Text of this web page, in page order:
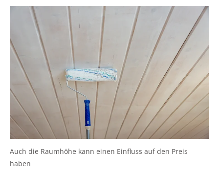
Auch die Raumhöhe kann einen Einfluss auf den Preis
haben